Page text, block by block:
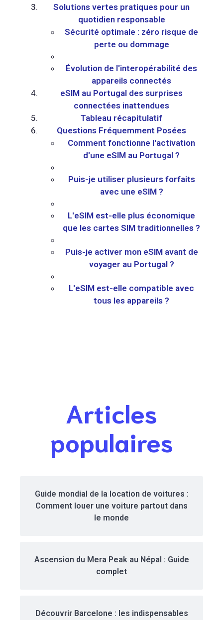
Solutions vertes pratiques pour un
quotidien responsable
Sécurité optimale : zéro risque de
perte ou dommage
Évolution de l'interopérabilité des
appareils connectés
eSIM au Portugal des surprises
connectées inattendues
Tableau récapitulatif
Questions Fréquemment Posées
Comment fonctionne l'activation
d'une eSIM au Portugal ?
Puis-je utiliser plusieurs forfaits
avec une eSIM ?
L'eSIM est-elle plus économique
que les cartes SIM traditionnelles ?
Puis-je activer mon eSIM avant de
voyager au Portugal ?
L'eSIM est-elle compatible avec
tous les appareils ?
Articles
populaires
Guide mondial de la location de voitures :
Comment louer une voiture partout dans
le monde
Ascension du Mera Peak au Népal : Guide
complet
Découvrir Barcelone : les indispensables